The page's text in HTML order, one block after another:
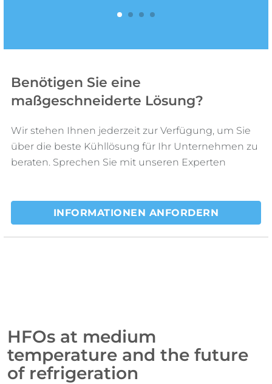
1
2
3
4
Benötigen Sie eine
maßgeschneiderte Lösung?
Wir stehen Ihnen jederzeit zur Verfügung, um Sie
über die beste Kühllösung für Ihr Unternehmen zu
beraten. Sprechen Sie mit unseren Experten
INFORMATIONEN ANFORDERN
HFOs at medium
temperature and the future
of refrigeration